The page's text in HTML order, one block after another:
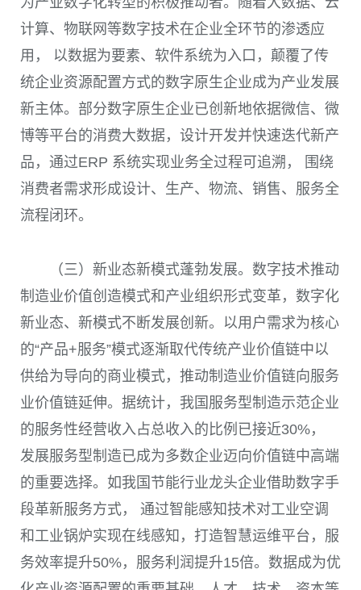
计算、物联网等数字技术在企业全环节的渗透应
用， 以数据为要素、软件系统为入口，颠覆了传
统企业资源配置方式的数字原生企业成为产业发展
新主体。部分数字原生企业已创新地依据微信、微
博等平台的消费大数据，设计开发并快速迭代新产
品，通过ERP 系统实现业务全过程可追溯， 围绕
消费者需求形成设计、生产、物流、销售、服务全
流程闭环。
（三）新业态新模式蓬勃发展。数字技术推动
制造业价值创造模式和产业组织形式变革，数字化
新业态、新模式不断发展创新。以用户需求为核心
的“产品+服务”模式逐渐取代传统产业价值链中以
供给为导向的商业模式，推动制造业价值链向服务
业价值链延伸。据统计，我国服务型制造示范企业
的服务性经营收入占总收入的比例已接近30%，
发展服务型制造已成为多数企业迈向价值链中高端
的重要选择。如我国节能行业龙头企业借助数字手
段革新服务方式， 通过智能感知技术对工业空调
和工业锅炉实现在线感知，打造智慧运维平台，服
务效率提升50%，服务利润提升15倍。数据成为优